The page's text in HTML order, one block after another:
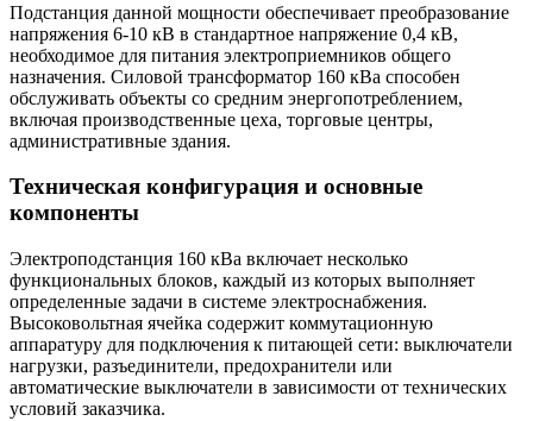
Подстанция данной мощности обеспечивает преобразование
напряжения 6-10 кВ в стандартное напряжение 0,4 кВ,
необходимое для питания электроприемников общего
назначения. Силовой трансформатор 160 кВа способен
обслуживать объекты со средним энергопотреблением,
включая производственные цеха, торговые центры,
административные здания.
Техническая конфигурация и основные
компоненты
Электроподстанция 160 кВа включает несколько
функциональных блоков, каждый из которых выполняет
определенные задачи в системе электроснабжения.
Высоковольтная ячейка содержит коммутационную
аппаратуру для подключения к питающей сети: выключатели
нагрузки, разъединители, предохранители или
автоматические выключатели в зависимости от технических
условий заказчика.